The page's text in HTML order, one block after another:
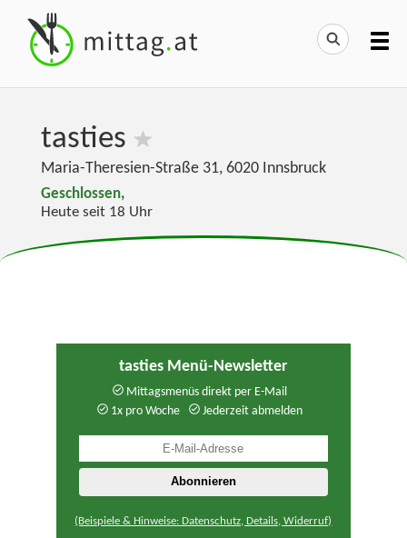
tasties
Maria-Theresien-Straße 31, 6020 Innsbruck
Geschlossen,
Heute seit 18 Uhr
tasties Menü-Newsletter
Mittagsmenüs direkt per E-Mail
1x pro Woche
Jederzeit abmelden
(Beispiele & Hinweise: Datenschutz, Details, Widerruf)